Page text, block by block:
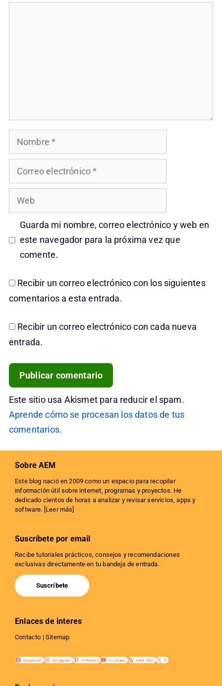
Nombre
Correo
electrónico
Web
Guarda mi nombre, correo electrónico y web en
este navegador para la próxima vez que
comente.
Recibir un correo electrónico con los siguientes
comentarios a esta entrada.
Recibir un correo electrónico con cada nueva
entrada.
Este sitio usa Akismet para reducir el spam.
Aprende cómo se procesan los datos de tus
comentarios.
Sobre AEM
Este blog nació en 2009 como un espacio para recopilar
información útil sobre internet, programas y proyectos. He
dedicado cientos de horas a analizar y revisar servicios, apps y
software. [ Leer más
Suscríbete por email
Recibe tutoriales prácticos, consejos y recomendaciones
exclusivas directamente en tu bandeja de entrada.
Suscríbete
Enlaces de interes
Contacto | Sitemap
Facebook Instagram Pinterest YouTube Feed RSS X